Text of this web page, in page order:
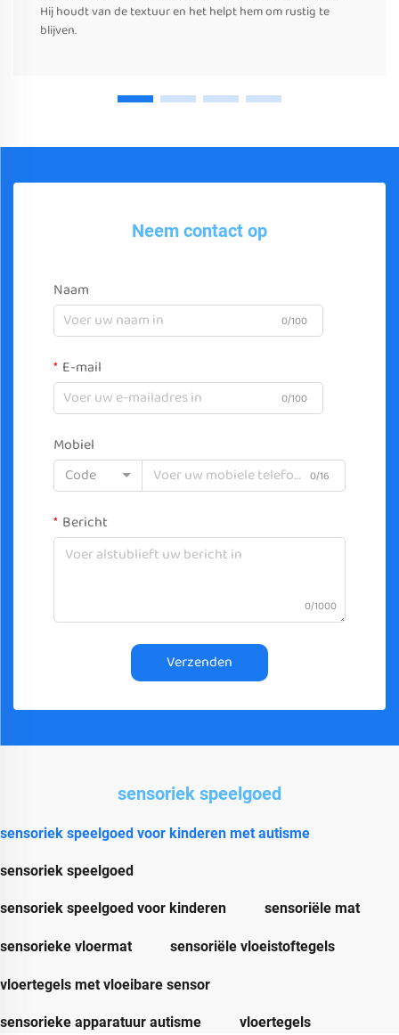
Hij houdt van de textuur en het helpt hem om rustig te
blijven.
Neem contact op
Naam
0/100
E-mail
0/100
Mobiel
Code
0/16
Bericht
0/1000
Verzenden
sensoriek speelgoed
sensoriek speelgoed voor kinderen met autisme
sensoriek speelgoed
sensoriek speelgoed voor kinderen sensoriële mat
sensorieke vloermat sensoriële vloeistoftegels
vloertegels met vloeibare sensor
sensorieke apparatuur autisme vloertegels